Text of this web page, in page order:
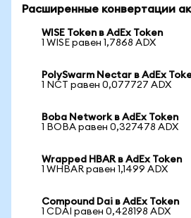
Расширенные конвертации
WISE Token в AdEx Token
1 WISE равен 1,7868 ADX
PolySwarm Nectar в AdEx
1 NCT равен 0,077727 ADX
Boba Network в AdEx Token
1 BOBA равен 0,327478 ADX
Wrapped HBAR в AdEx Token
1 WHBAR равен 1,1499 ADX
Compound Dai в AdEx Token
1 CDAI равен 0,428198 ADX